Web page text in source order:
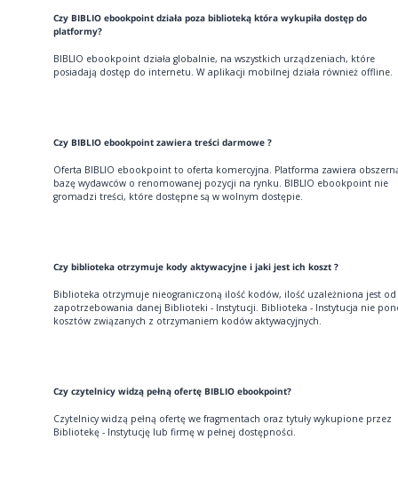
Czy BIBLIO ebookpoint działa poza biblioteką która wykupiła dostęp do
platformy?
BIBLIO ebookpoint działa globalnie, na wszystkich urządzeniach, które
posiadają dostęp do internetu. W aplikacji mobilnej działa również offline.
Czy BIBLIO ebookpoint zawiera treści darmowe ?
Oferta BIBLIO ebookpoint to oferta komercyjna. Platforma zawiera
bazę wydawców o renomowanej pozycji na rynku. BIBLIO ebookpoint nie
gromadzi treści, które dostępne są w wolnym dostępie.
Czy biblioteka otrzymuje kody aktywacyjne i jaki jest ich koszt ?
Biblioteka otrzymuje nieograniczoną ilość kodów, ilość uzależniona jest od
zapotrzebowania danej Biblioteki - Instytucji. Biblioteka - Instytucja nie
kosztów związanych z otrzymaniem kodów aktywacyjnych.
Czy czytelnicy widzą pełną ofertę BIBLIO ebookpoint?
Czytelnicy widzą pełną ofertę we fragmentach oraz tytuły wykupione przez
Bibliotekę - Instytucję lub firmę w pełnej dostępności.